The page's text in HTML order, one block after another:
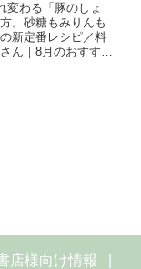
変わる「豚のしょ
。砂糖もみりんも
新定番レシピ／料
ん｜8月のおすすめ
店様向け情報